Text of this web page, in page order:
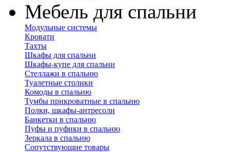
Мебель для спальни
Модульные системы
Кровати
Тахты
Шкафы для спальни
Шкафы-купе для спальни
Стеллажи в спальню
Туалетные столики
Комоды в спальню
Тумбы прикроватные в спальню
Полки, шкафы-антресоли
Банкетки в спальню
Пуфы и пуфики в спальню
Зеркала в спальню
Сопутствующие товары